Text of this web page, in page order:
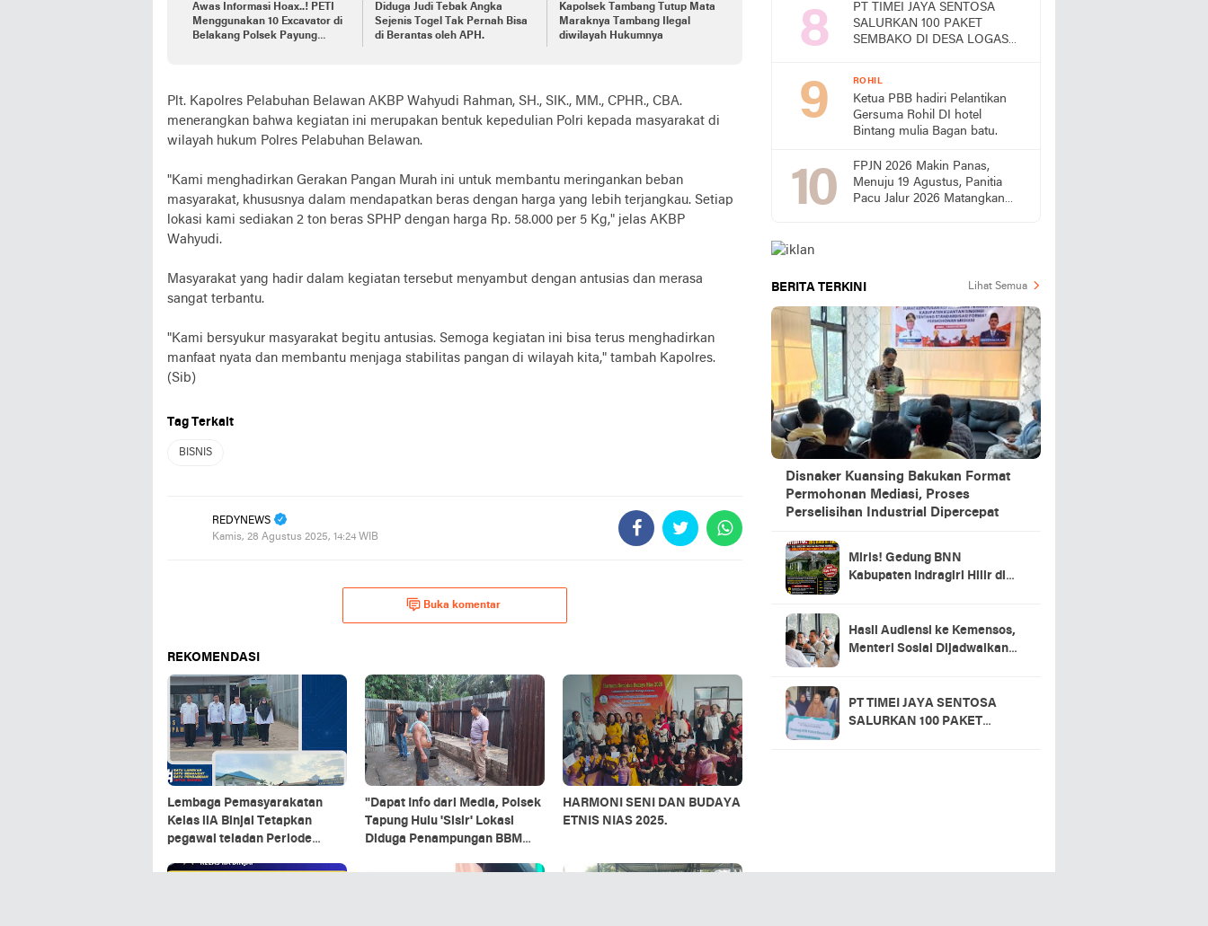
Awas Informasi Hoax..! PETI
Menggunakan 10 Excavator di
Belakang Polsek Payung
Diduga Judi Tebak Angka
Sejenis Togel Tak Pernah Bisa
di Berantas oleh APH.
Kapolsek Tambang Tutup Mata
Maraknya Tambang Ilegal
diwilayah Hukumnya
Plt. Kapolres Pelabuhan Belawan AKBP Wahyudi Rahman, SH., SIK., MM., CPHR., CBA.
menerangkan bahwa kegiatan ini merupakan bentuk kepedulian Polri kepada masyarakat di
wilayah hukum Polres Pelabuhan Belawan.
"Kami menghadirkan Gerakan Pangan Murah ini untuk membantu meringankan beban
masyarakat, khususnya dalam mendapatkan beras dengan harga yang lebih terjangkau. Setiap
lokasi kami sediakan 2 ton beras SPHP dengan harga Rp. 58.000 per 5 Kg," jelas AKBP
Wahyudi.
Masyarakat yang hadir dalam kegiatan tersebut menyambut dengan antusias dan merasa
sangat terbantu.
"Kami bersyukur masyarakat begitu antusias. Semoga kegiatan ini bisa terus menghadirkan
manfaat nyata dan membantu menjaga stabilitas pangan di wilayah kita," tambah Kapolres.
(Sib)
Tag Terkait
BISNIS
REDYNEWS
Kamis, 28 Agustus 2025, 14:24 WIB
Buka komentar
REKOMENDASI
Lembaga Pemasyarakatan
Kelas llA Binjai Tetapkan
pegawai teladan Periode
"Dapat Info dari Media, Polsek
Tapung Hulu 'Sisir' Lokasi
Diduga Penampungan BBM
HARMONI SENI DAN BUDAYA
ETNIS NIAS 2025.
PT TIMEI JAYA SENTOSA
SALURKAN 100 PAKET
SEMBAKO DI DESA LOGAS
ROHIL
Ketua PBB hadiri Pelantikan
Gersuma Rohil DI hotel
Bintang mulia Bagan batu.
FPJN 2026 Makin Panas,
Menuju 19 Agustus, Panitia
Pacu Jalur 2026 Matangkan
BERITA TERKINI Lihat Semua
Disnaker Kuansing Bakukan Format
Permohonan Mediasi, Proses
Perselisihan Industrial Dipercepat
Miris! Gedung BNN
Kabupaten Indragiri Hilir di
Pertanyakan Pemanfaatan
Aset Negara
Hasil Audiensi ke Kemensos,
Menteri Sosial Dijadwalkan
Kuansing
PT TIMEI JAYA SENTOSA
SALURKAN 100 PAKET